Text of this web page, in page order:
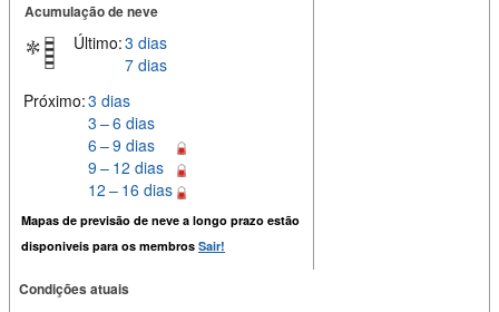
Acumulação de neve
Último:3 dias
7 dias
Próximo:3 dias
3 – 6 dias
6 – 9 dias
9 – 12 dias
12 – 16 dias
Mapas de previsão de neve a longo prazo estão
disponiveis para os membros Sair!
Condições atuais